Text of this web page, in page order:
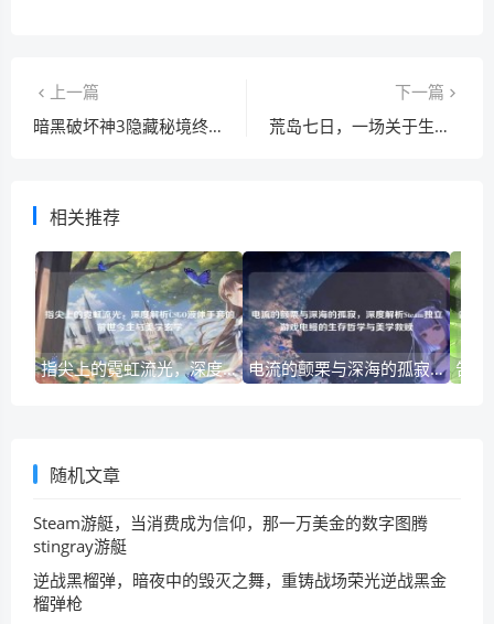
上一篇
暗黑破坏神3隐藏秘境终极攻略，彩虹关掉宝机制全解析与高效刷装技巧
下一篇
荒岛七日，一场关于生存与尊严的逃亡
相关推荐
指尖上的霓虹流光，深度解析CSGO液体手套的前世今生与美学玄学 电流的颤栗与深海的孤寂，深度解析Steam独立游戏电鳗的生存哲学与美学救赎
随机文章
Steam游艇，当消费成为信仰，那一万美金的数字图腾
stingray游艇
逆战黑榴弹，暗夜中的毁灭之舞，重铸战场荣光逆战黑金
榴弹枪